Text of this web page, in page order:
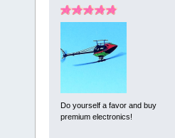
Do yourself a favor and buy
premium electronics!